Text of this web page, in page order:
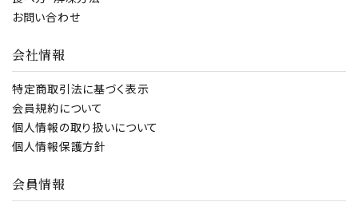
お問い合わせ
会社情報
特定商取引法に基づく表示
会員規約について
個人情報の取り扱いについて
個人情報保護方針
会員情報